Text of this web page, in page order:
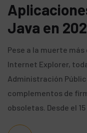
Java en
Pese a la muerte
Internet Explorer,
Administración
complementos de
obsoletas. Desde el